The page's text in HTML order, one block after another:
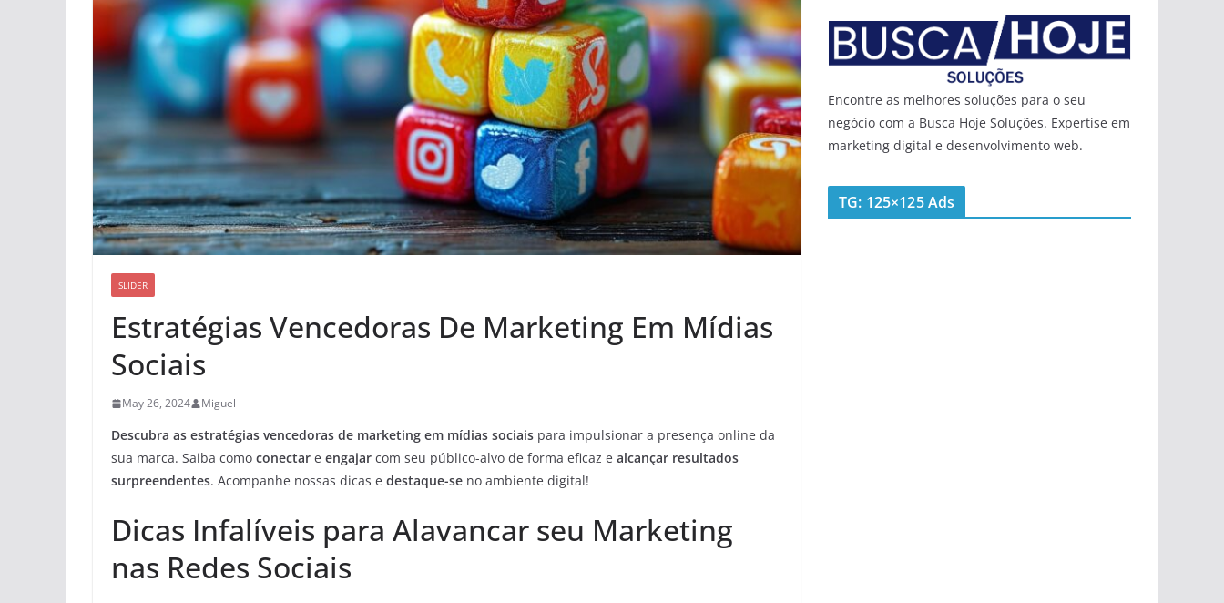
SLIDER
Estratégias Vencedoras De Marketing Em Mídias
Sociais
May 26, 2024 Miguel
Descubra as estratégias vencedoras de marketing em mídias sociais para impulsionar a presença online da
sua marca. Saiba como conectar e engajar com seu público-alvo de forma eficaz e alcançar resultados
surpreendentes. Acompanhe nossas dicas e destaque-se no ambiente digital!
Dicas Infalíveis para Alavancar seu Marketing
nas Redes Sociais
Encontre as melhores soluções para o seu
negócio com a Busca Hoje Soluções. Expertise em
marketing digital e desenvolvimento web.
TG: 125×125 Ads